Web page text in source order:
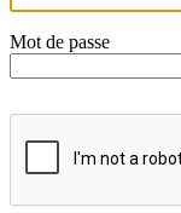
Mot de passe